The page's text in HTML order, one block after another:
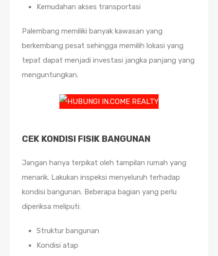
Kemudahan akses transportasi
Palembang memiliki banyak kawasan yang
berkembang pesat sehingga memilih lokasi yang
tepat dapat menjadi investasi jangka panjang yang
menguntungkan.
CEK KONDISI FISIK BANGUNAN
Jangan hanya terpikat oleh tampilan rumah yang
menarik. Lakukan inspeksi menyeluruh terhadap
kondisi bangunan. Beberapa bagian yang perlu
diperiksa meliputi:
Struktur bangunan
Kondisi atap